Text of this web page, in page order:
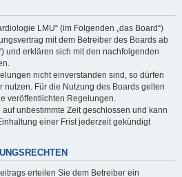
LMU“ (im Folgenden „das Board“)
mit dem Betreiber des Boards ab
und erklären sich mit den nachfolgenden
nicht einverstanden sind, so dürfen
nutzen. Für die Nutzung des Boards gelten
veröffentlichten Regelungen.
unbestimmte Zeit geschlossen und kann
einer Frist jederzeit gekündigt
erteilen Sie dem Betreiber ein